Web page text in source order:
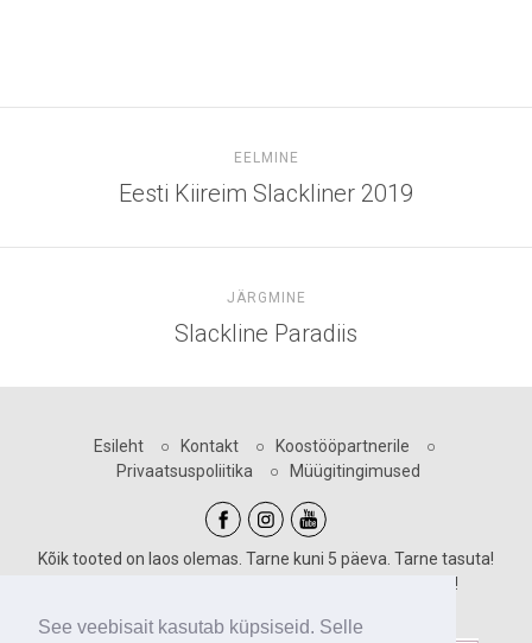
See veebisait kasutab küpsiseid. Selle
EELMINE
Eesti Kiireim Slackliner 2019
JÄRGMINE
Slackline Paradiis
Esileht○ Kontakt○ Koostööpartnerile ○
Privaatsuspoliitika
○ Müügitingimused
Kõik tooted on laos olemas. Tarne kuni 5 päeva. Tarne tasuta!
Sooduskoodid kehtivad vastava märgiga toodetele!
Maksevõimalused: